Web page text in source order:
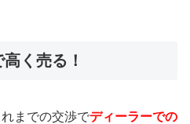
く売る！
までの交渉でディーラーでの